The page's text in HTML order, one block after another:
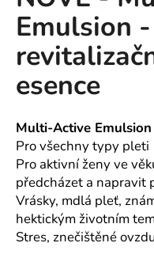
0,0
z
hvězdiček.
Emulsion
esence
Multi-Active Emulsion
Pro všechny typy pleti
Pro aktivní ženy ve
předcházet a napravit
Vrásky, mdlá pleť,
hektickým životním
Stres, znečištěné
a
j
í
t
?
HLEDAT